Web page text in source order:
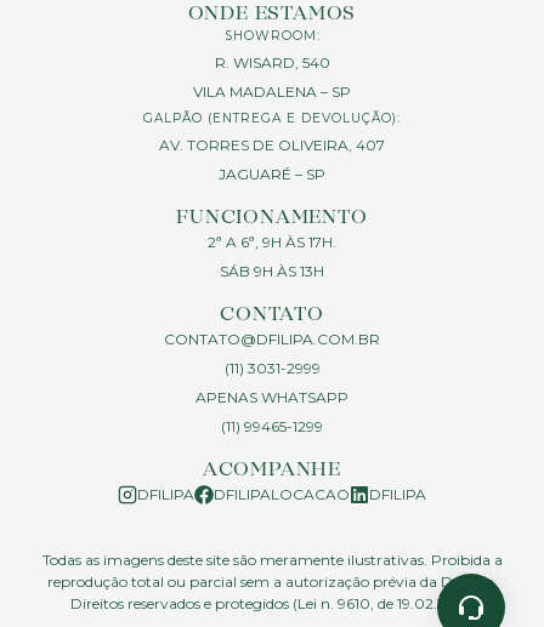
ONDE ESTAMOS
SHOWROOM:
R. WISARD, 540
VILA MADALENA – SP
GALPÃO (ENTREGA E DEVOLUÇÃO):
AV. TORRES DE OLIVEIRA, 407
JAGUARÉ – SP
FUNCIONAMENTO
2ª A 6ª, 9H ÀS 17H.
SÁB 9H ÀS 13H
CONTATO
CONTATO@DFILIPA.COM.BR
(11) 3031-2999
APENAS WHATSAPP
(11) 99465-1299
ACOMPANHE
DFILIPA DFILIPALOCACAO DFILIPA
Todas as imagens deste site são meramente ilustrativas. Proibida a
reprodução total ou parcial sem a autorização prévia da D.Filipa.
Direitos reservados e protegidos (Lei n. 9610, de 19.02.1998)